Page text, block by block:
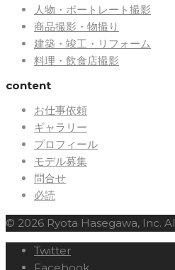
人物・ポートレート撮影
商品撮影・物撮り
建築・竣工・リフォーム
料理・飲食店撮影
content
お仕事依頼
ギャラリー
プロフィール
モデル募集
問合せ
必読
© 2026 Ryota Hasegawa, Inc.
Twitter
Facebook